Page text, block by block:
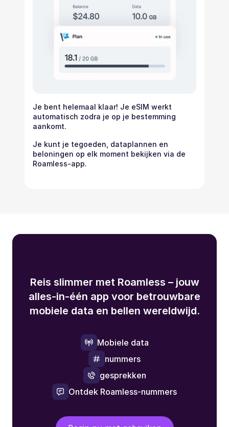
Je bent helemaal klaar! Je eSIM werkt
automatisch zodra je op je bestemming
aankomt.
Je kunt je tegoeden, dataplannen en
beloningen op elk moment bekijken via de
Roamless-app.
Reis slimmer met Roamless – jouw
alles-in-één app voor betrouwbare
mobiele data en bellen wereldwijd.
Mobiele data
nummers
gesprekken
Ontdek Roamless-nummers